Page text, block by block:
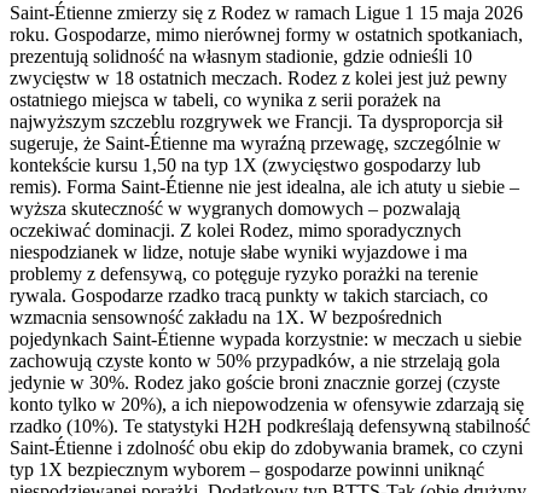
Saint-Étienne zmierzy się z Rodez w ramach Ligue 1 15 maja 2026
roku. Gospodarze, mimo nierównej formy w ostatnich spotkaniach,
prezentują solidność na własnym stadionie, gdzie odnieśli 10
zwycięstw w 18 ostatnich meczach. Rodez z kolei jest już pewny
ostatniego miejsca w tabeli, co wynika z serii porażek na
najwyższym szczeblu rozgrywek we Francji. Ta dysproporcja sił
sugeruje, że Saint-Étienne ma wyraźną przewagę, szczególnie w
kontekście kursu 1,50 na typ 1X (zwycięstwo gospodarzy lub
remis). Forma Saint-Étienne nie jest idealna, ale ich atuty u siebie –
wyższa skuteczność w wygranych domowych – pozwalają
oczekiwać dominacji. Z kolei Rodez, mimo sporadycznych
niespodzianek w lidze, notuje słabe wyniki wyjazdowe i ma
problemy z defensywą, co potęguje ryzyko porażki na terenie
rywala. Gospodarze rzadko tracą punkty w takich starciach, co
wzmacnia sensowność zakładu na 1X. W bezpośrednich
pojedynkach Saint-Étienne wypada korzystnie: w meczach u siebie
zachowują czyste konto w 50% przypadków, a nie strzelają gola
jedynie w 30%. Rodez jako goście broni znacznie gorzej (czyste
konto tylko w 20%), a ich niepowodzenia w ofensywie zdarzają się
rzadko (10%). Te statystyki H2H podkreślają defensywną stabilność
Saint-Étienne i zdolność obu ekip do zdobywania bramek, co czyni
typ 1X bezpiecznym wyborem – gospodarze powinni uniknąć